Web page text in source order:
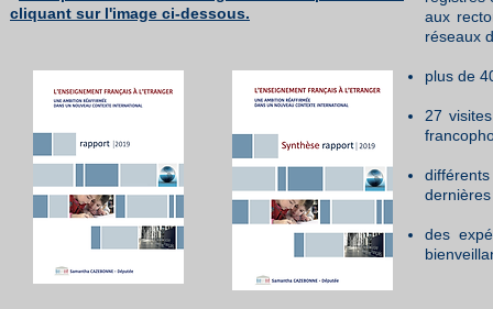
cliquant sur l'image ci-dessous.
aux
réseaux
plus de
27
des